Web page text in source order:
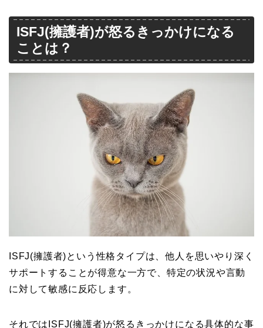
ISFJ(擁護者)が怒るきっかけになる
ことは？
ISFJ(擁護者)という性格タイプは、他人を思いやり深く
サポートすることが得意な一方で、特定の状況や言動
に対して敏感に反応します。
それではISFJ(擁護者)が怒るきっかけになる具体的な事